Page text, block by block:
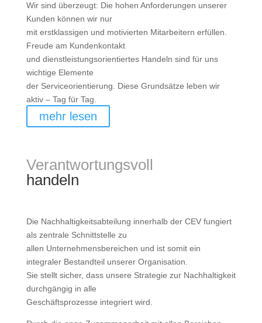
Wir sind überzeugt: Die hohen Anforderungen unserer
Kunden können wir nur
mit erstklassigen und motivierten Mitarbeitern erfüllen.
Freude am Kundenkontakt
und dienstleistungsorientiertes Handeln sind für uns
wichtige Elemente
der Serviceorientierung. Diese Grundsätze leben wir
aktiv – Tag für Tag.
mehr lesen
Verantwortungsvoll
handeln
Die Nachhaltigkeitsabteilung innerhalb der CEV fungiert
als zentrale Schnittstelle zu
allen Unternehmensbereichen und ist somit ein
integraler Bestandteil unserer Organisation.
Sie stellt sicher, dass unsere Strategie zur Nachhaltigkeit
durchgängig in alle
Geschäftsprozesse integriert wird.